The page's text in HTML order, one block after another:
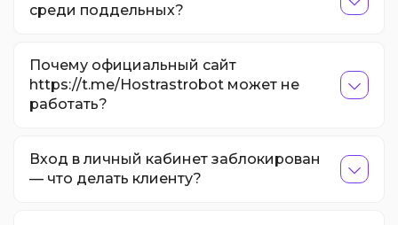
среди поддельных?
Почему официальный сайт
https://t.me/Hostrastrobot может не
работать?
Вход в личный кабинет заблокирован
— что делать клиенту?